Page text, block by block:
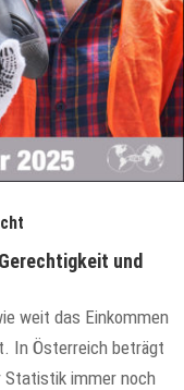
und
weit das Einkommen
In Österreich beträgt
immer noch